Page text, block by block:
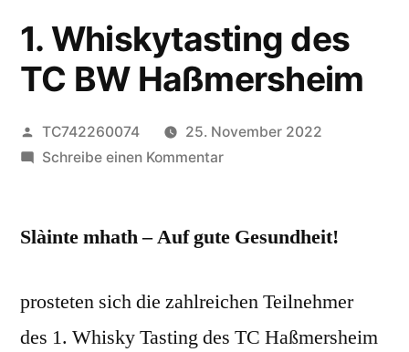
1. Whiskytasting des
TC BW Haßmersheim
Veröffentlicht
von
TC742260074
25. November 2022
Schreibe einen Kommentarzu
des
Haßmersheim
Slàinte mhath – Auf gute Gesundheit!
prosteten sich die zahlreichen Teilnehmer
des 1. Whisky Tasting des TC Haßmersheim